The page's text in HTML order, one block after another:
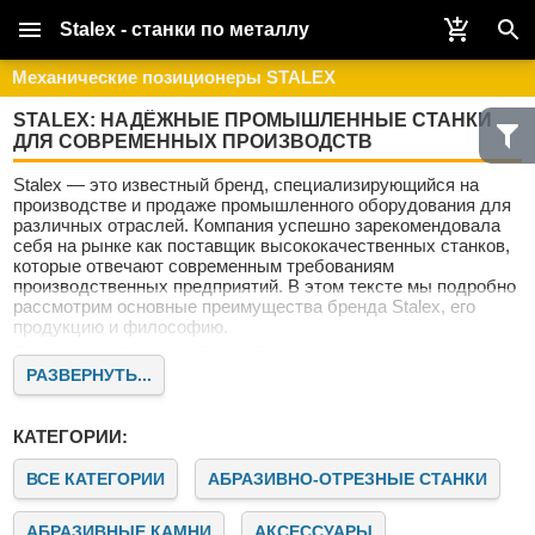
Stalex - станки по металлу
Механические позиционеры STALEX
STALEX: НАДЁЖНЫЕ ПРОМЫШЛЕННЫЕ СТАНКИ
ДЛЯ СОВРЕМЕННЫХ ПРОИЗВОДСТВ
Stalex — это известный бренд, специализирующийся на
производстве и продаже промышленного оборудования для
различных отраслей. Компания успешно зарекомендовала
себя на рынке как поставщик высококачественных станков,
которые отвечают современным требованиям
производственных предприятий. В этом тексте мы подробно
рассмотрим основные преимущества бренда Stalex, его
продукцию и философию.
Почему выбирают Stalex?
Stalex — это не просто поставщик оборудования. Это
совершенствованию. Наши клиенты ценят нас за качество,
надёжность и современный подход к машиностроению.
Качество и инновации
Бренд Stalex известен своим стремлением к постоянному
совершенствованию продукции. Все станки проходят
РАЗВЕРНУТЬ...
КАТЕГОРИИ:
ВСЕ КАТЕГОРИИ АБРАЗИВНО-ОТРЕЗНЫЕ СТАНКИ